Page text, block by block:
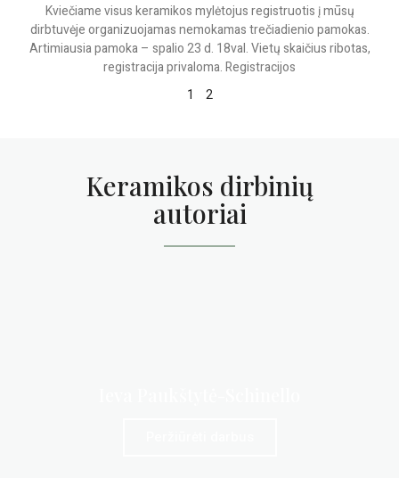
Kviečiame visus keramikos mylėtojus registruotis į mūsų
dirbtuvėje organizuojamas nemokamas trečiadienio pamokas.
Artimiausia pamoka – spalio 23 d. 18val. Vietų skaičius ribotas,
registracija privaloma. Registracijos
1
2
Keramikos dirbinių
autoriai